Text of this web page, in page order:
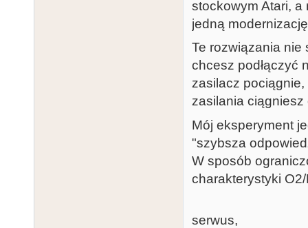
stockowym Atari, a
jedną
Te rozwiązania
chcesz podłączyć
zasilacz
zasilania ciągniesz
Mój eksperyment
"szybsza
W sposób
charakterystyki
serwus,